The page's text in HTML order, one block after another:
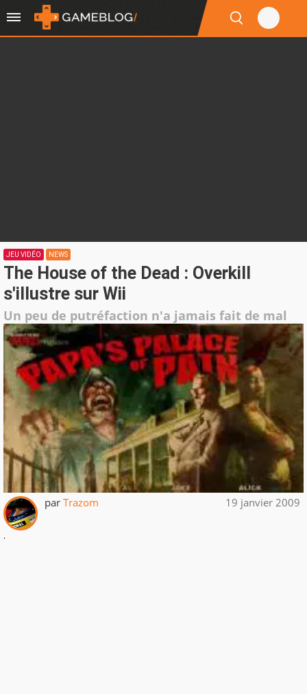
JEU VIDÉO NEWS
The House of the Dead : Overkill
s'illustre sur Wii
Un peu de putréfaction n'a jamais fait de mal
par Trazom 19 janvier 2009
.